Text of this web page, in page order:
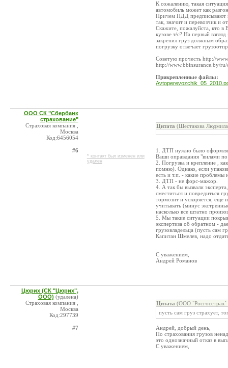
К сожалению, такая
автомобиль может как
Причем ПДД предписывают в
так, значит и перевозчик и
Скажите, пожалуйста, кто в
кузове т/с? На первый
закрепил груз должным
погрузку отвечает
Советую прочесть http://
http://www.bbinsurance.by/
Прикрепленные файлы:
ООО СК "Сбербанк
страхование"
Страховая компания ,
Москва
Код:6456054
#6
* контакт был изменен или
удален
Цитата (Шестакова
1. ДТП нужно было
Ваши оправдания "вилами
2. Погрузка и крепление ,
помню). Однако, если
есть и т.п. - какие проблемы
3. ДТП - не форс-мажор.
4. А так бы вызвали
сместиться и повредиться
тормозит и ускоряется, еще
учитывать (минус
насколько все штатно
5. Мы такие ситуации
экспертиза об обратном -
грузовладельца (пусть сам
Капитан Шмелев, надо
С уважением,
Андрей Романов
Цюрих (СК "Цюрих",
ООО) (удалена)
Страховая компания ,
Москва
Код:297739
#7
Цитата (ООО
пусть сам груз страхует,
Андрей, добрый день,
По страхования грузов
это однозначный отказ в
С уважением,